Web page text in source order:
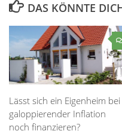
DAS KÖNNTE
Lässt sich ein Eigenheim bei
galoppierender Inflation
noch finanzieren?